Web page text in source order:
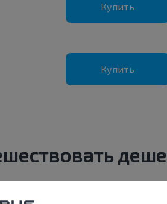
Купить
Купить
акции, скидки и другие
на получение новостей и